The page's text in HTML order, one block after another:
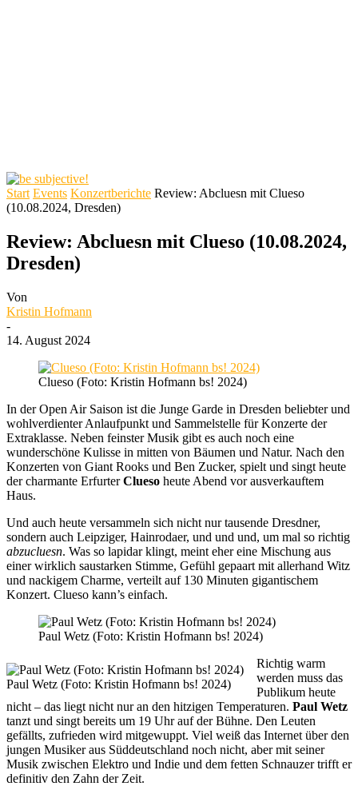
Start Events Konzertberichte Review: Abcluesn mit Clueso
(10.08.2024, Dresden)
Review: Abcluesn mit Clueso (10.08.2024,
Dresden)
Von
Kristin Hofmann
-
14. August 2024
Clueso (Foto: Kristin Hofmann bs! 2024)
In der Open Air Saison ist die Junge Garde in Dresden beliebter und
wohlverdienter Anlaufpunkt und Sammelstelle für Konzerte der
Extraklasse. Neben feinster Musik gibt es auch noch eine
wunderschöne Kulisse in mitten von Bäumen und Natur. Nach den
Konzerten von Giant Rooks und Ben Zucker, spielt und singt heute
der charmante ErfurterClueso heute Abend vor ausverkauftem
Haus.
Und auch heute versammeln sich nicht nur tausende Dresdner,
sondern auch Leipziger, Hainrodaer, und und und, um mal so richtig
abzucluesn. Was so lapidar klingt, meint eher eine Mischung aus
einer wirklich saustarken Stimme, Gefühl gepaart mit allerhand Witz
und nackigem Charme, verteilt auf 130 Minuten gigantischem
Konzert. Clueso kann’s einfach.
Paul Wetz (Foto: Kristin Hofmann bs! 2024)
Paul Wetz (Foto: Kristin Hofmann bs! 2024)
Richtig warm
werden muss das
Publikum heute
nicht – das liegt nicht nur an den hitzigen Temperaturen. Paul Wetz
tanzt und singt bereits um 19 Uhr auf der Bühne. Den Leuten
gefällts, zufrieden wird mitgewuppt. Viel weiß das Internet über den
jungen Musiker aus Süddeutschland noch nicht, aber mit seiner
Musik zwischen Elektro und Indie und dem fetten Schnauzer trifft er
definitiv den Zahn der Zeit.